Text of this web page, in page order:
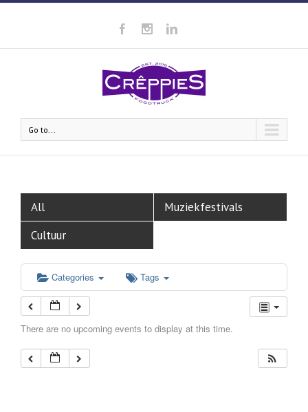
Go to...
All
Muziekfestivals
Cultuur
Categories Tags
There are no upcoming events to display at this time.